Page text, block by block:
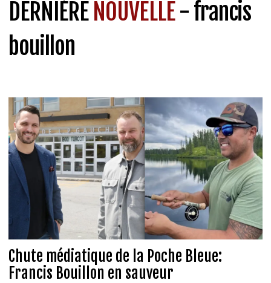
DERNIÈRENOUVELLE- francis
bouillon
Chute médiatique de la Poche Bleue:
Francis Bouillon en sauveur